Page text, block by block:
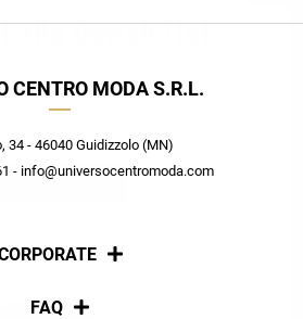
CENTRO MODA S.R.L.
34 - 46040 Guidizzolo (MN)
- info@universocentromoda.com
Chi siamo
FAQ
alla newsletter
anche in negozio!
consigli dei nostri personal shopper e
le offerte in esclusiva a te riservate.
ISCRIVITI